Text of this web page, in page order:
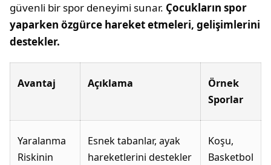
güvenli bir spor deneyimi sunar. Çocukların spor
yaparken özgürce hareket etmeleri, gelişimlerini
destekler.
Avantaj Açıklama
Örnek
Sporlar
Yaralanma
Riskinin
Esnek tabanlar, ayak
hareketlerini destekler
Koşu,
Basketbol